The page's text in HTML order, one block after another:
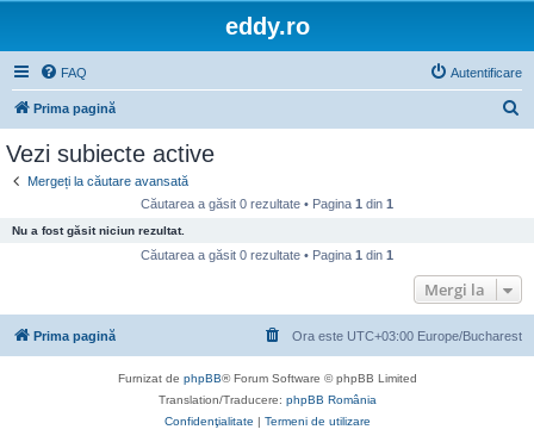
eddy.ro
FAQ Autentificare
Prima pagină
e
Vezi subiecte active
Mergeți la căutare avansată
Căutarea a găsit 0 rezultate • Pagina 1 din 1
Nu a fost găsit niciun rezultat.
Căutarea a găsit 0 rezultate • Pagina 1 din 1
Mergi la
Prima pagină Ora este UTC+03:00 Europe/Bucharest
Furnizat de phpBB® Forum Software © phpBB Limited
Translation/Traducere: phpBB România
Confidenţialitate | Termeni de utilizare